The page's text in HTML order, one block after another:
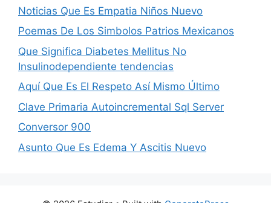
Noticias Que Es Empatia Niños Nuevo
Poemas De Los Simbolos Patrios Mexicanos
Que Significa Diabetes Mellitus No
Insulinodependiente tendencias
Aquí Que Es El Respeto Así Mismo Último
Clave Primaria Autoincremental Sql Server
Conversor 900
Asunto Que Es Edema Y Ascitis Nuevo